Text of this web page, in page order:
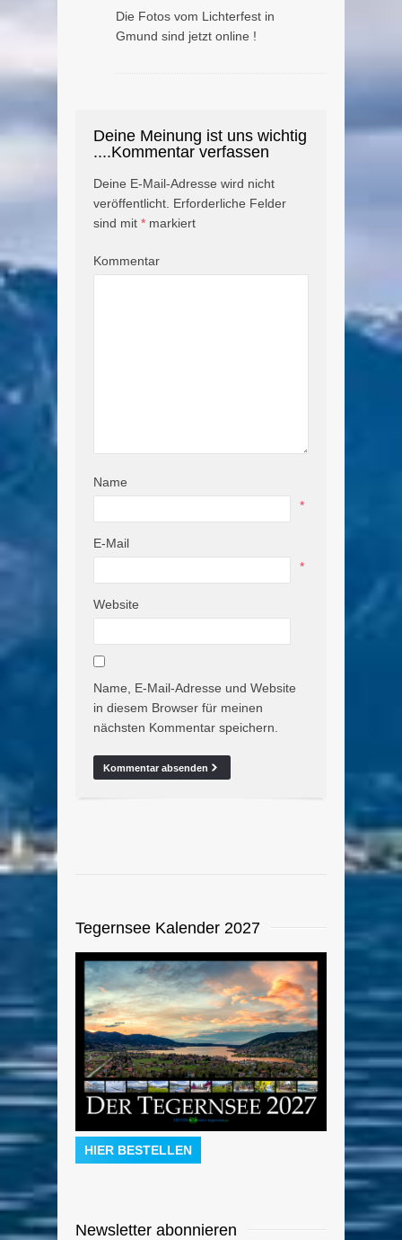
Die Fotos vom Lichterfest in
Gmund sind jetzt online !
Deine Meinung ist uns wichtig
....Kommentar verfassen
Deine E-Mail-Adresse wird nicht
veröffentlicht. Erforderliche Felder
sind mit * markiert
Kommentar
Name
*
E-Mail
*
Website
Name, E-Mail-Adresse und Website
in diesem Browser für meinen
nächsten Kommentar speichern.
Tegernsee Kalender 2027
HIER BESTELLEN
Newsletter abonnieren